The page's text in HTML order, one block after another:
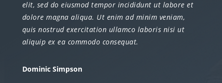
elit, sed do eiusmod tempor incididunt ut labore et
dolore magna aliqua. Ut enim ad minim veniam,
quis nostrud exercitation ullamco laboris nisi ut
aliquip ex ea commodo consequat.
Dominic Simpson